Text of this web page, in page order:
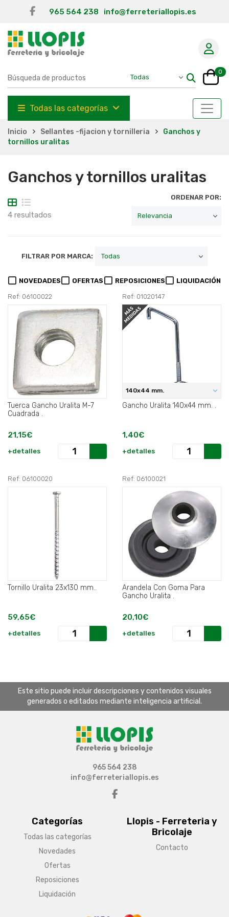
965 564 238 info@ferreteriallopis.es
0
Todas las categorías
Inicio Sellantes -fijacion y tornilleria
Ganchos y
tornillos uralitas
Ganchos y tornillos uralitas
4 resultados
ORDENAR POR:
FILTRAR POR MARCA:
NOVEDADES OFERTAS REPOSICIONES LIQUIDACIÓN
Ref: 06100022
Tuerca Gancho Uralita M-7
Cuadrada .
21,15€
+detalles
Ref: 01020147
140x44 mm.
Gancho Uralita 140x44 mm. .
1,40€
+detalles
Ref: 06100020
Tornillo Uralita 23x130 mm..
59,65€
+detalles
Ref: 06100021
Arandela Con Goma Para
Gancho Uralita .
20,10€
+detalles
Este sitio puede incluir descripciones y contenidos visuales
generados o editados mediante inteligencia artificial.
Categorías
Todas las categorías
Novedades
Ofertas
Reposiciones
Liquidación
Llopis - Ferreteria y
Bricolaje
Contacto
965 564 238
info@ferreteriallopis.es